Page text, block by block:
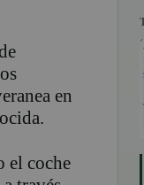
en
el coche